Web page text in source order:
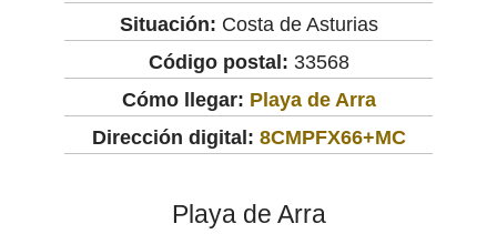
Situación: Costa de Asturias
Código postal: 33568
Cómo llegar: Playa de Arra
Dirección digital: 8CMPFX66+MC
Playa de Arra